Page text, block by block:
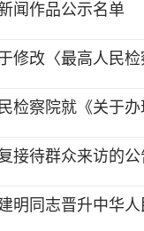
闻作品公示名单
修改〈最高人民
检察院就《关于
接待群众来访的公
明同志晋升中华